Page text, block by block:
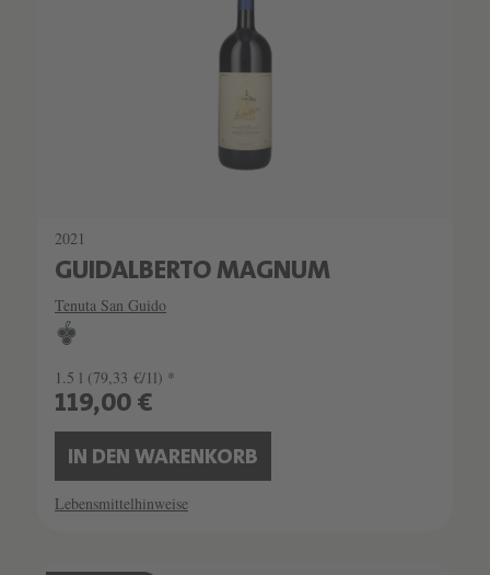
2021
GUIDALBERTO MAGNUM
Tenuta San Guido
1.5 l (79,33 €/1l) *
119,00 €
IN DEN WARENKORB
Lebensmittelhinweise